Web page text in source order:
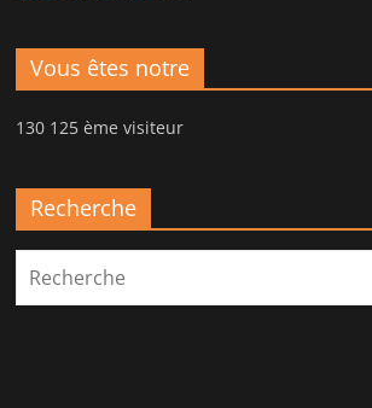
Vous êtes notre
130 125 ème visiteur
Recherche